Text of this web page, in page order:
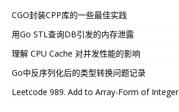
CGO封装CPP库的一些最佳实践
用Go STL查询DB引发的内存泄露
理解 CPU Cache 对并发性能的影响
Go中反序列化后的类型转换问题记录
Leetcode 989. Add to Array-Form of Integer